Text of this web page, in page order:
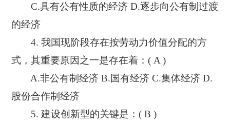
C.具有公有性质的经济 D.逐步向公有制过渡
的经济
4. 我国现阶段存在按劳动力价值分配的方
式，其重要原因之一是存在着：( A )
A.非公有制经济 B.国有经济 C.集体经济 D.
股份合作制经济
5. 建设创新型的关键是：( B )